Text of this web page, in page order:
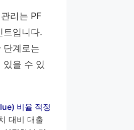
리는 PF
트입니다.
단계로는
있을 수 있
비율 적정
대비 대출